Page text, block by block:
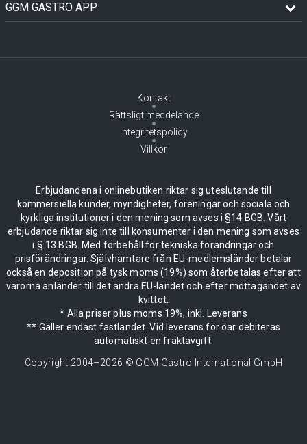
GGM GASTRO APP
Kontakt
Rättsligt meddelande
Integritetspolicy
Villkor
Erbjudandena i onlinebutiken riktar sig uteslutande till
kommersiella kunder, myndigheter, föreningar och sociala och
kyrkliga institutioner i den mening som avses i §14 BGB. Vårt
erbjudande riktar sig inte till konsumenter i den mening som avses
i § 13 BGB. Med förbehåll för tekniska förändringar och
prisförändringar. Självhämtare från EU-medlemsländer betalar
också en deposition på tysk moms (19%) som återbetalas efter att
varorna anländer till det andra EU-landet och efter mottagandet av
kvittot.
* Alla priser plus moms 19%, inkl. Leverans
** Gäller endast fastlandet. Vid leverans för öar debiteras
automatiskt en fraktavgift.
Copyright 2004–2026 © GGM Gastro International GmbH